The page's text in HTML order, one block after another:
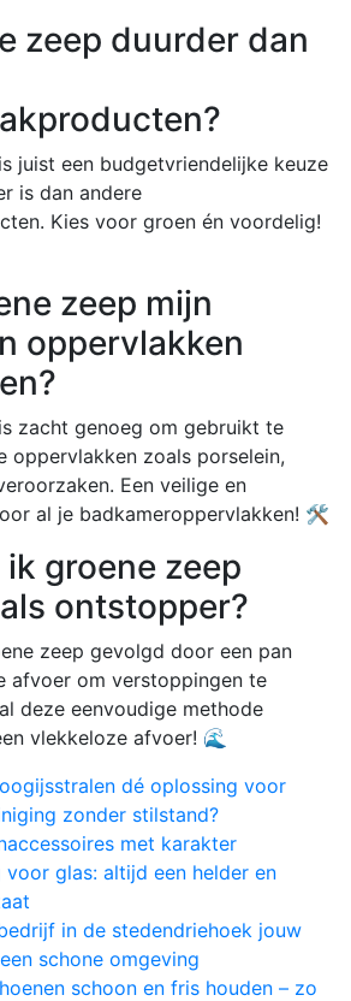
zeep duurder dan
juist een budgetvriendelijke keuze
is dan andere
Kies voor groen én voordelig!
zeep mijn
oppervlakken
zacht genoeg om gebruikt te
oppervlakken zoals porselein,
Een veilige en
al je badkameroppervlakken! 🛠️
ik groene zeep
ontstopper?
zeep gevolgd door een pan
afvoer om verstoppingen te
deze eenvoudige methode
vlekkeloze afvoer! 🌊
dé oplossing voor
zonder stilstand?
met karakter
voor glas: altijd een helder en
in de stedendriehoek jouw
schone omgeving
schoon en fris houden – zo